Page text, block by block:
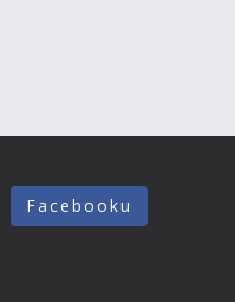
Facebooku